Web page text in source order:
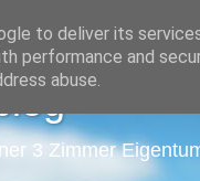
3 Zimmer
to deliver its
performance and
abuse.